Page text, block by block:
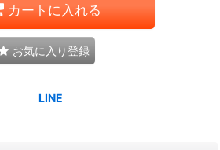
カートに入れる
お気に入り登録